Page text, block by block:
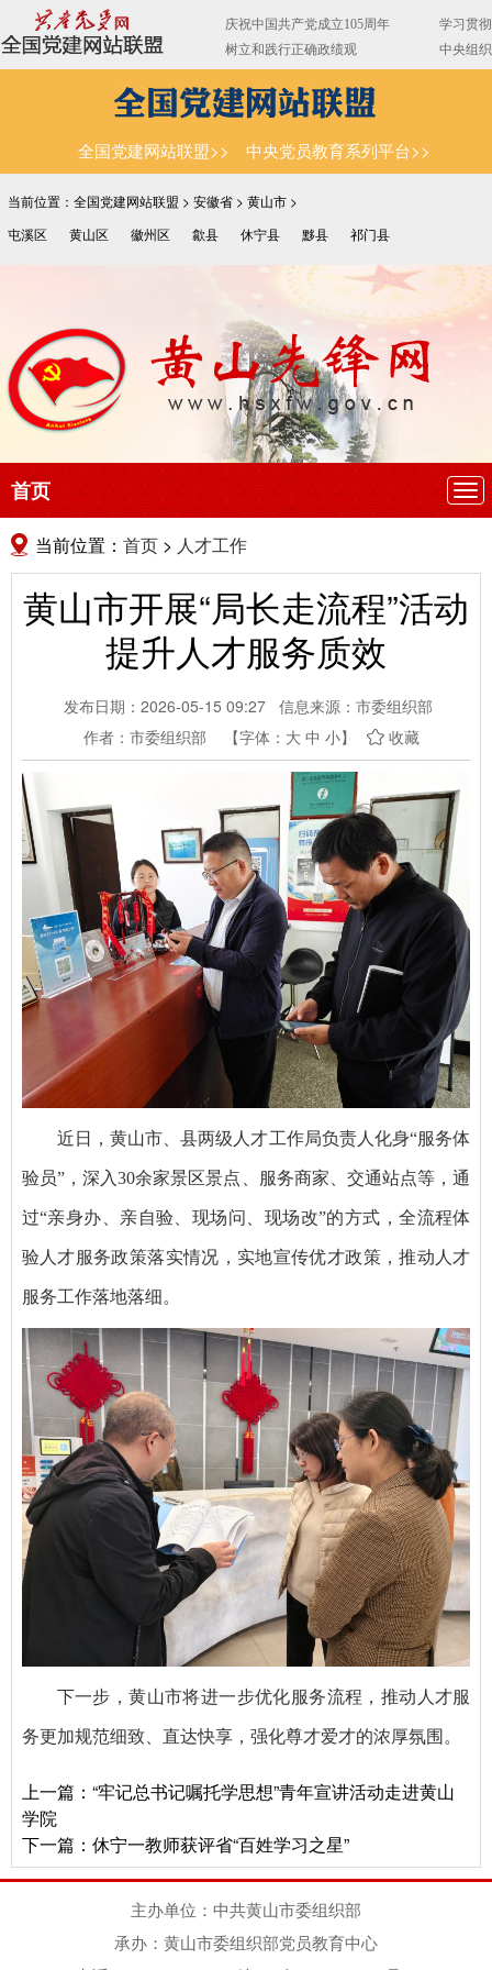
全国党建网站联盟>> 中央党员教育系列平台>>
当前位置：全国党建网站联盟 > 安徽省 > 黄山市 >
屯溪区
黄山区 徽州区 歙县 休宁县 黟县 祁门县
导
首页
当前位置： 首页 > 人才工作
黄山市开展“局长走流程”活动
提升人才服务质效
发布日期：2026-05-15 09:27 信息来源：市委组织部
作者：市委组织部
【字体： 大 中 小】 收藏
近日，黄山市、县两级人才工作局负责人化身“服务体
验员”，深入30余家景区景点、服务商家、交通站点等，通
过“亲身办、亲自验、现场问、现场改”的方式，全流程体
验人才服务政策落实情况，实地宣传优才政策，推动人才
服务工作落地落细。
下一步，黄山市将进一步优化服务流程，推动人才服
务更加规范细致、直达快享，强化尊才爱才的浓厚氛围。
上一篇： “牢记总书记嘱托学思想”青年宣讲活动走进黄山
学院
下一篇： 休宁一教师获评省“百姓学习之星”
主办单位：中共黄山市委组织部
承办：黄山市委组织部党员教育中心